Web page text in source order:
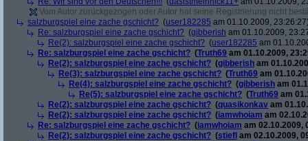
Vom Autor zurückgezogen oder Autor hat seine Registrierung nicht
salzburgspiel eine zache gschicht? (user182285 am 01.10.2009,
Re: salzburgspiel eine zache gschicht? (gibberish am 01.10.2009,
Re(2): salzburgspiel eine zache gschicht? (user182285 am
Re: salzburgspiel eine zache gschicht? (Truth69 am 01.10.2009,
Re(2): salzburgspiel eine zache gschicht? (gibberish am
Re(3): salzburgspiel eine zache gschicht? (Truth69 am
Re(4): salzburgspiel eine zache gschicht? (gibberish am
Re(5): salzburgspiel eine zache gschicht? (Truth69 am
Re(2): salzburgspiel eine zache gschicht? (quasikonkav am
Re(2): salzburgspiel eine zache gschicht? (iamwhoiam am
Re: salzburgspiel eine zache gschicht? (iamwhoiam am 02.10.2009,
Re(2): salzburgspiel eine zache gschicht? (stiefl am 02.10.2009,